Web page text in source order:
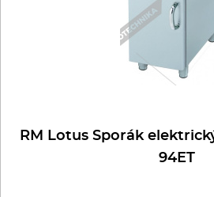
Vodní lázně
RM Lotus Sporák
94ET